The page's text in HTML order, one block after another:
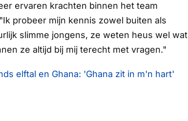
ervaren krachten binnen het team
probeer mijn kennis zowel buiten als
slimme jongens, ze weten heus wel wat
ze altijd bij mij terecht met vragen."
elftal en Ghana: 'Ghana zit in m'n hart'